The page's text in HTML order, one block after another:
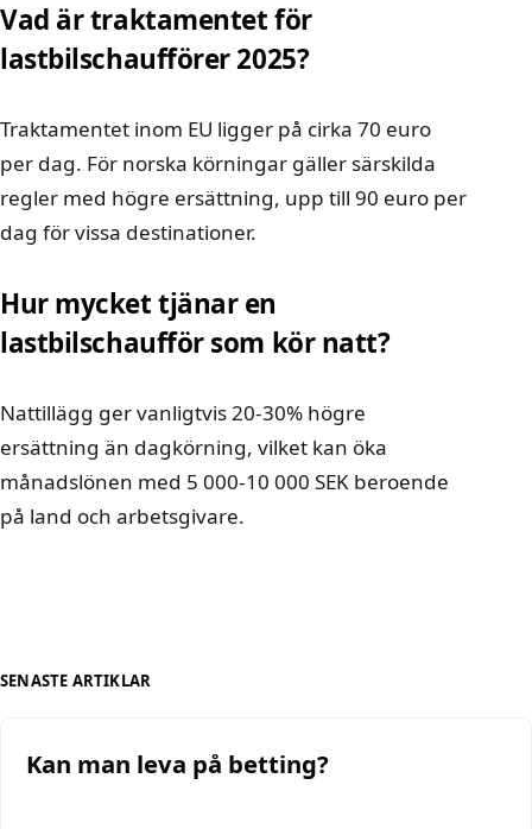
Vad är traktamentet för
lastbilschaufförer 2025?
Traktamentet inom EU ligger på cirka 70 euro
per dag. För norska körningar gäller särskilda
regler med högre ersättning, upp till 90 euro per
dag för vissa destinationer.
Hur mycket tjänar en
lastbilschaufför som kör natt?
Nattillägg ger vanligtvis 20-30% högre
ersättning än dagkörning, vilket kan öka
månadslönen med 5 000-10 000 SEK beroende
på land och arbetsgivare.
SENASTE ARTIKLAR
Kan man leva på betting?